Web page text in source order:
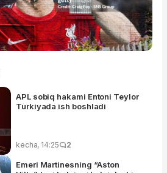
APL sobiq hakami Entoni Teylor
Turkiyada ish boshladi
kecha, 14:25 2
Emeri Martinesning “Aston